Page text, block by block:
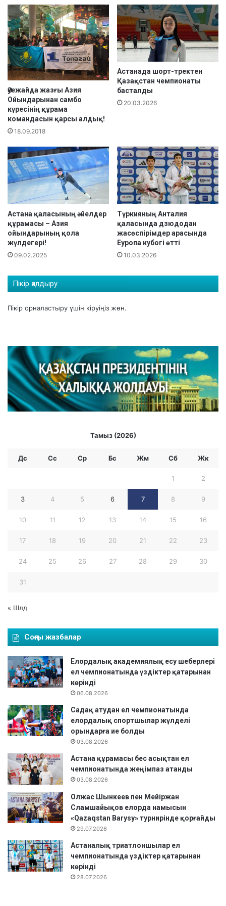
е
з
е
ң
і
ө
т
т
і
ч
е
м
п
и
о
н
а
т
ы
ө
з
м
ә
р
е
с
н
е
е
т
т
Әуежайда жазғы Азия
Ойындарынан самбо
күресінің құрама
командасын қарсы алдық!
18.09.2018
Астанада шорт-тректен
Қазақстан чемпионаты
басталды
20.03.2026
Астана қаласының әйелдер
құрамасы – Азия
ойындарының қола
жүлдегері!
09.02.2025
Түркияның Анталия
қаласында дзюдодан
жасөспірімдер арасында
Еуропа кубогі өтті
10.03.2026
Пікір қалдыру
Пікір орналастыру үшін кіруіңіз жөн.
Тамыз (2026)
Дс Сс Ср Бc Жм Сб Жк
1 2
3 4 5 6 7 8 9
10 11 12 13 14 15 16
17 18 19 20 21 22 23
24 25 26 27 28 29 30
31
« Шлд
Соңғы жазбалар
Елордалық академиялық есу шеберлері
ел чемпионатында үздіктер қатарынан
көрінді
06.08.2026
Садақ атудан ел чемпионатында
елордалық спортшылар жүлделі
орындарға ие болды
03.08.2026
Астана құрамасы бес асықтан ел
чемпионатында жеңімпаз атанды
03.08.2026
Олжас Шынкеев пен Мейіржан
Сламшайықов елорда намысын
«Qazaqstan Barysy» турнирінде қорғайды
29.07.2026
Астаналық триатлоншылар ел
чемпионатында үздіктер қатарынан
көрінді
28.07.2026